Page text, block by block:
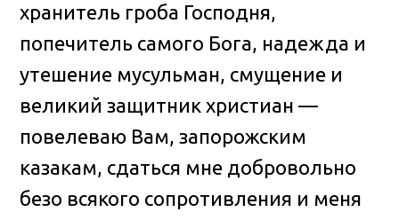
хранитель гроба Господня,
попечитель самого Бога, надежда и
утешение мусульман, смущение и
великий защитник христиан —
повелеваю Вам, запорожским
казакам, сдаться мне добровольно
безо всякого сопротивления и меня